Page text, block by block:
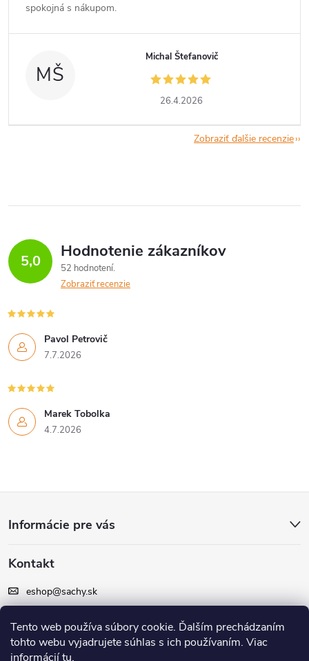
Tento web používa súbory cookie. Ďalším prechádzaním
tohto webu vyjadrujete súhlas s ich používaním. Viac
informáciítu.
spokojná s nákupom.
MŠ
Michal Štefanovič
26.4.2026
Zobraziť ďalšie recenzie
5,0 Hodnotenie zákazníkov
52 hodnotení
Zobraziť recenzie
Pavol Petrovič
7.7.2026
Marek Tobolka
4.7.2026
p
ä
Informácie pre vás
Kontakt
eshop@sachy.sk
Facebook